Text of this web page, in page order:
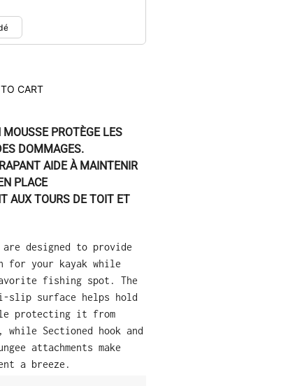
CART
MOUSSE PROTÈGE LES
DOMMAGES.
AIDE À MAINTENIR
PLACE
AUX TOURS DE TOIT ET
are designed to provide
for your kayak while
fishing spot. The
slip surface helps hold
protecting it from
while Sectioned hook and
attachments make
a breeze.